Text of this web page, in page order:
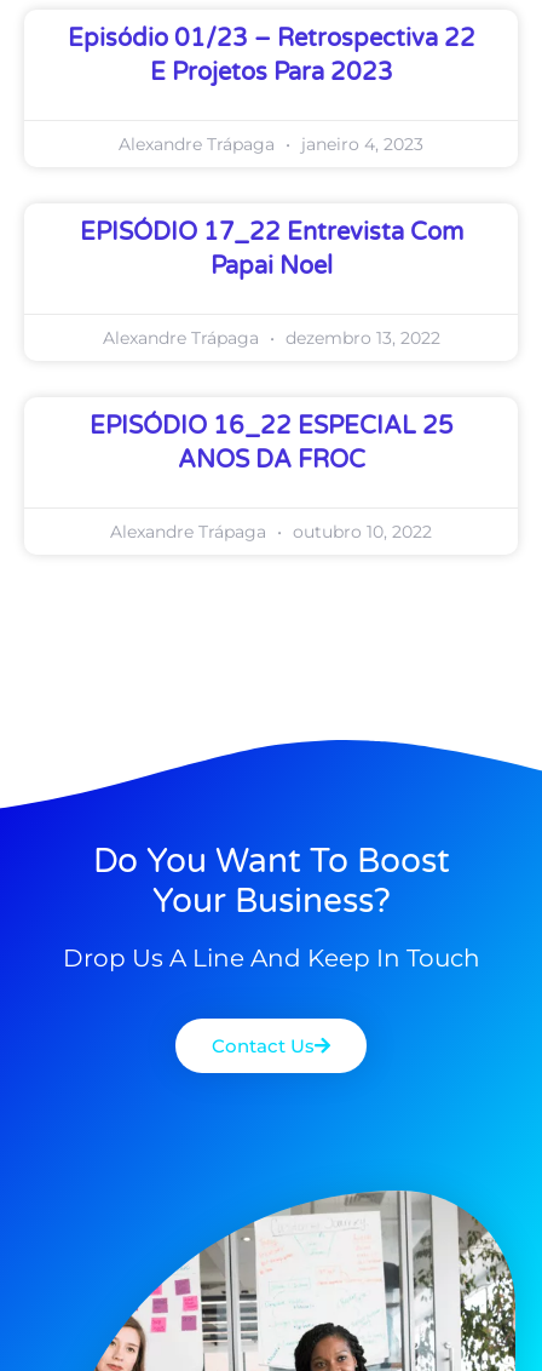
Episódio 01/23 – Retrospectiva 22
E Projetos Para 2023
Alexandre Trápaga janeiro 4, 2023
EPISÓDIO 17_22 Entrevista Com
Papai Noel
Alexandre Trápaga dezembro 13, 2022
EPISÓDIO 16_22 ESPECIAL 25
ANOS DA FROC
Alexandre Trápaga outubro 10, 2022
Do You Want To Boost
Your Business?
Drop Us A Line And Keep In Touch
Contact Us